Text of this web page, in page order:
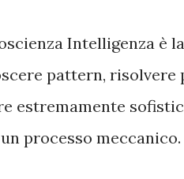
Intelligenza è
pattern, risolvere
estremamente
processo meccanico.